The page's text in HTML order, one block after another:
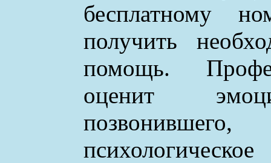
бесплатному
получить
помощь.
оценит